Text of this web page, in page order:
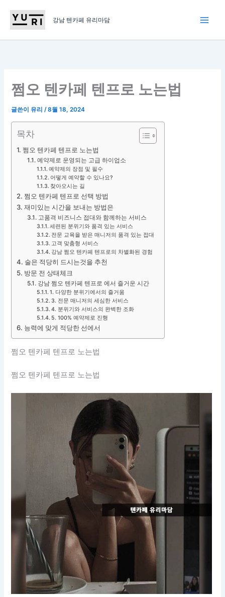
로
강남 텐카페 유리마담
쩜오 텐카페 텐프로 노는법
글쓴이 유리/8월 18, 2024
목차
쩜오 텐카페 텐프로 노는법
예약제로 운영되는 고급 하이업소
예약제의 장점 및 필수
어떻게 예약할 수 있나요?
찾아오시는 길
쩜오 텐카페 텐프로 선택 방법
재미있는 시간을 보내는 방법은
고품격 비즈니스 접대와 함께하는 서비스
세련된 분위기와 품격 있는 서비스
전문 교육을 받은 매니저의 품격 있는 접대
고객 맞춤형 서비스
강남 쩜오 텐카페 텐프로의 차별화된 경험
술은 적당히 드시는것을 추천
방문 전 상태체크
강남 쩜오 텐카페 텐프로 에서 즐거운 시간
1. 다양한 분위기에서의 즐거움
3. 전문 매니저의 세심한 서비스
4. 분위기와 서비스의 완벽한 조화
5. 100% 예약제로 진행
능력에 맞게 적당한 선에서
쩜오 텐카페 텐프로 노는법
쩜오 텐카페 텐프로 노는법